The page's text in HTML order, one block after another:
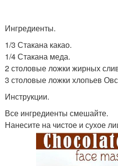
Ингредиенты.
1/3 Стакана какао.
1/4 Стакана меда.
2 столовые ложки жирных
3 столовые ложки хлопьев
Инструкции.
Все ингредиенты смешайте.
Нанесите на чистое и сухое